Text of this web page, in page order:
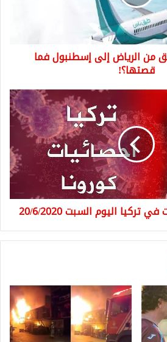
من الرياض إلى إسطنبول فما
قصتها؟!
تركيا اليوم السبت 20/6/2020